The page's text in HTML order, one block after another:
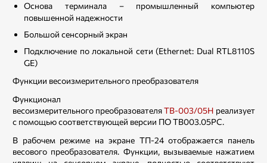
Основа терминала – промышленный компьютер
повышенной надежности
Большой сенсорный экран
Подключение по локальной сети (Ethernet: Dual RTL8110S
GE)
Функции весоизмерительного преобразователя
Функционал
весоизмерительного преобразователяТВ-003/05Н реализуется
с помощью соответствующей версии ПО ТВ003.05РС.
В рабочем режиме на экране ТП-24 отображается панель
весового преобразователя. Функции, вызываемые нажатием